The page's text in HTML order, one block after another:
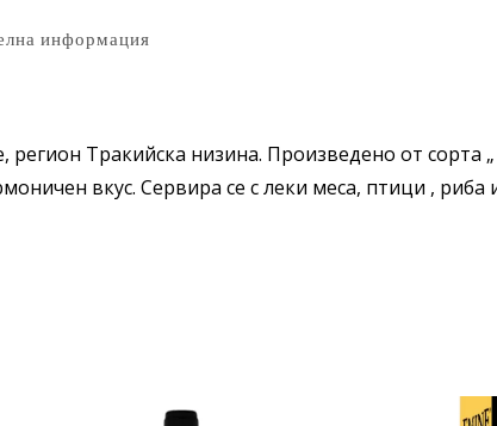
информация
регион Тракийска низина. Произведено от сорта
вкус. Сервира се с леки меса, птици , риба